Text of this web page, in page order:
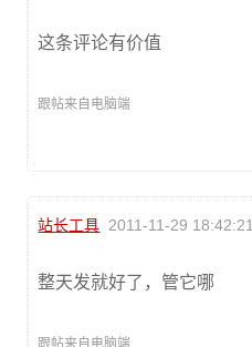
这条评论有价值
跟帖来自电脑端
站长工具 2011-11-29 18:42:21
整天发就好了，管它哪
跟帖来自电脑端